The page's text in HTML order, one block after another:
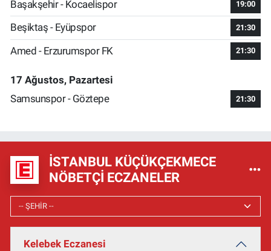
Başakşehir - Kocaelispor
19:00
Beşiktaş - Eyüpspor 21:30
Amed - Erzurumspor FK 21:30
17 Ağustos, Pazartesi
Samsunspor - Göztepe
21:30
İSTANBUL KÜÇÜKÇEKMECE
NÖBETÇI ECZANELER
Kelebek Eczanesi